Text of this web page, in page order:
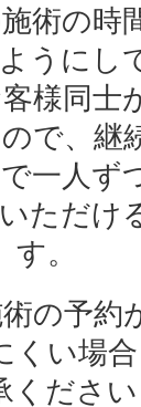
術の時
うにし
様同士
で、継
一人ず
ただけ
す。
の予約
くい場
ださい